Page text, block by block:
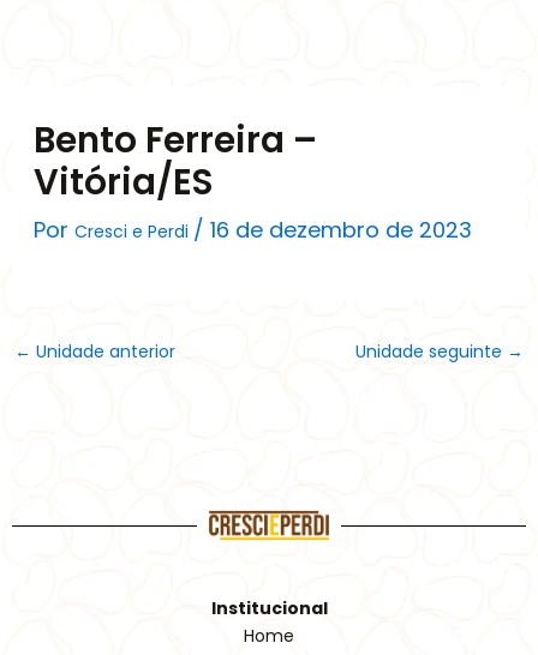
Bento Ferreira –
Vitória/ES
Por Cresci e Perdi / 16 de dezembro de 2023
← Unidade anterior Unidade seguinte →
Institucional
Home